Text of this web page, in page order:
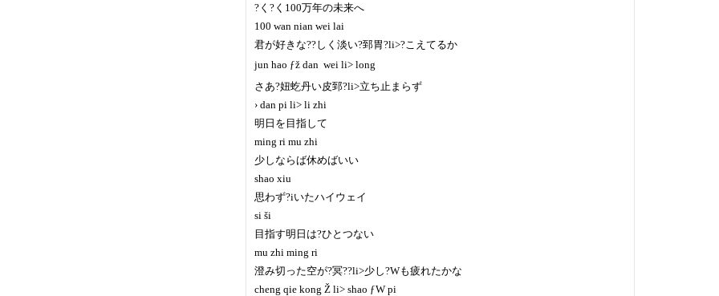
?く?く100万年の未来へ
100 wan nian wei lai
君が好きな??しく淡い?郅胃?li>?こえてるか
jun hao ƒž dan  wei li> long
さあ?妞虼丹い皮郅?li>立ち止まらず
› dan pi li> li zhi
明日を目指して
ming ri mu zhi
少しならば休めばいい
shao xiu
思わず?iいたハイウェイ
si ši
目指す明日は?ひとつない
mu zhi ming ri
澄み切った空が?冥??li>少し?Wも疲れたかな
cheng qie kong Ž li> shao ƒW pi